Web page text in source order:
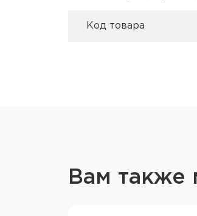
Код товара
Вам также